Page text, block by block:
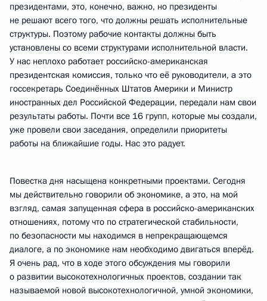
президентами, это, конечно, важно, но президенты
не решают всего того, что должны решать исполнительные
структуры. Поэтому рабочие контакты должны быть
установлены со всеми структурами исполнительной власти.
У нас неплохо работает российско-американская
президентская комиссия, только что её руководители, а это
госсекретарь Соединённых Штатов Америки и Министр
иностранных дел Российской Федерации, передали нам свои
результаты работы. Почти все 16 групп, которые мы создали,
уже провели свои заседания, определили приоритеты
работы на ближайшие годы. Нас это радует.
Повестка дня насыщена конкретными проектами. Сегодня
мы действительно говорили об экономике, а это, на мой
взгляд, самая запущенная сфера в российско-американских
отношениях, потому что по стратегической стабильности,
по безопасности мы находимся в непрекращающемся
диалоге, а по экономике нам необходимо двигаться вперёд.
Я очень рад, что в ходе этого обсуждения мы говорили
о развитии высокотехнологичных проектов, создании так
называемой новой высокотехнологичной, умной экономики,